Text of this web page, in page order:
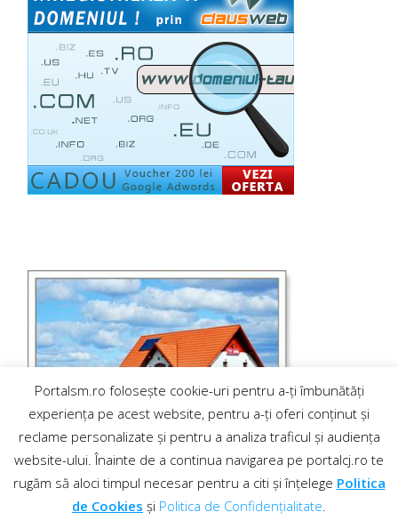
Portalsm.ro folosește cookie-uri pentru a-ți îmbunătăți
experiența pe acest website, pentru a-ți oferi conținut și
reclame personalizate și pentru a analiza traficul și audiența
website-ului. Înainte de a continua navigarea pe portalcj.ro te
rugăm să aloci timpul necesar pentru a citi și înțelege Politica
de Cookies și Politica de Confidențialitate.